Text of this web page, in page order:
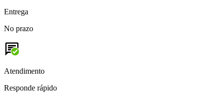
Entrega
No prazo
Atendimento
Responde rápido